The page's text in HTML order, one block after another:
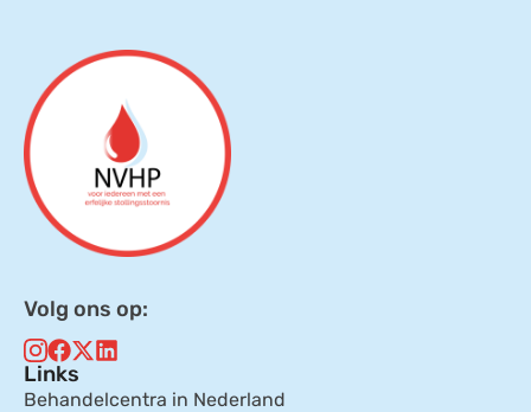
Volg ons op:
Links
Behandelcentra in Nederland